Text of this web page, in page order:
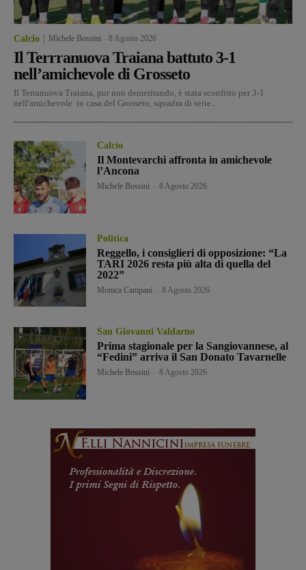
Calcio Michele Bossini 8 Agosto 2026
Il Terrranuova Traiana battuto 3-1
nell’amichevole di Grosseto
Il Terranuova Traiana, pur non demeritando, è stata sconfitto per 3-1
nell'amichevole in casa del Grosseto, squadra di serie...
Calcio
Il Montevarchi affronta in amichevole
l’Ancona
Michele Bossini 8 Agosto 2026
Politica
Reggello, i consiglieri di opposizione: “La
TARI 2026 resta più alta di quella del
2022”
Monica Campani 8 Agosto 2026
San Giovanni Valdarno
Prima stagionale per la Sangiovannese, al
“Fedini” arriva il San Donato Tavarnelle
Michele Bossini 8 Agosto 2026